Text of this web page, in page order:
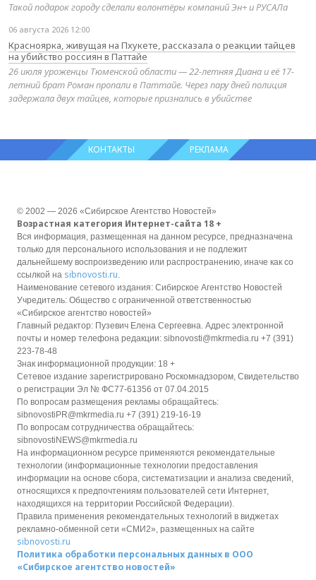
Такой подарок городу сделали волонтёры компаний Эн+ и РУСАЛа
06 августа 2026 12:00
Красноярка, живущая на Пхукете, рассказала о реакции тайцев
на убийство россиян в Паттайе
26 июля уроженцы Тюменской области — 22-летняя Диана и её 17-
летний брат Роман пропали в Паттайе. Через пару дней полиция
задержала двух тайцев, которые признались в убийстве
КОНТАКТЫ РЕКЛАМА
© 2002 — 2026 «Сибирское Агентство Новостей»
Возрастная категория Интернет-сайта 18 +
Вся информация, размещенная на данном ресурсе, предназначена
только для персонального использования и не подлежит
дальнейшему воспроизведению или распространению, иначе как со
ссылкой на sibnovosti.ru.
Наименование сетевого издания: Сибирское Агентство Новостей
Учредитель: Общество с ограниченной ответственностью
«Сибирское агентство новостей»
Главный редактор: Пузевич Елена Сергеевна. Адрес электронной
почты и номер телефона редакции: sibnovosti@mkrmedia.ru +7 (391)
223-78-48
Знак информационной продукции: 18 +
Сетевое издание зарегистрировано Роскомнадзором, Свидетельство
о регистрации Эл № ФС77-61356 от 07.04.2015
По вопросам размещения рекламы обращайтесь:
sibnovostiPR@mkrmedia.ru +7 (391) 219-16-19
По вопросам сотрудничества обращайтесь:
sibnovostiNEWS@mkrmedia.ru
На информационном ресурсе применяются рекомендательные
технологии (информационные технологии предоставления
информации на основе сбора, систематизации и анализа сведений,
относящихся к предпочтениям пользователей сети Интернет,
находящихся на территории Российской Федерации).
Правила применения рекомендательных технологий в виджетах
рекламно-обменной сети «СМИ2», размещенных на сайте
sibnovosti.ru
Политика обработки персональных данных в ООО
«Сибирское агентство новостей»